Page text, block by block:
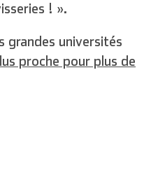
! ».
grandes universités
proche pour plus de